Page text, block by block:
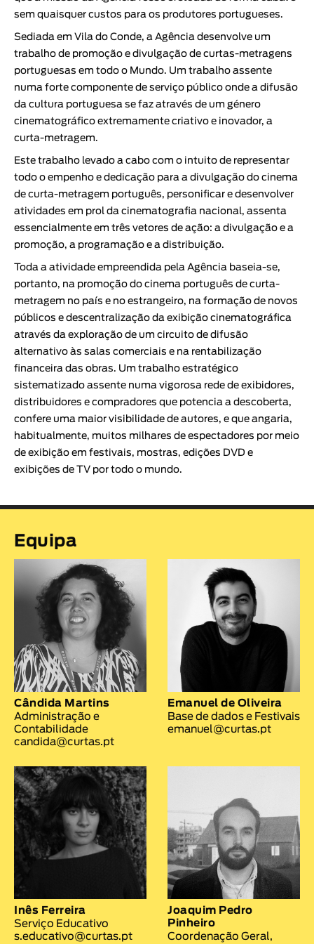
< / >
Experimental
Documentário
sem quaisquer custos para os produtores portugueses.
Sediada em Vila do Conde, a Agência desenvolve um
trabalho de promoção e divulgação de curtas-metragens
portuguesas em todo o Mundo. Um trabalho assente
numa forte componente de serviço público onde a difusão
da cultura portuguesa se faz através de um género
cinematográfico extremamente criativo e inovador, a
curta-metragem.
Este trabalho levado a cabo com o intuito de representar
todo o empenho e dedicação para a divulgação do cinema
de curta-metragem português, personificar e desenvolver
atividades em prol da cinematografia nacional, assenta
essencialmente em três vetores de ação: a divulgação e a
promoção, a programação e a distribuição.
Toda a atividade empreendida pela Agência baseia-se,
portanto, na promoção do cinema português de curta-
metragem no país e no estrangeiro, na formação de novos
públicos e descentralização da exibição cinematográfica
através da exploração de um circuito de difusão
alternativo às salas comerciais e na rentabilização
financeira das obras. Um trabalho estratégico
sistematizado assente numa vigorosa rede de exibidores,
distribuidores e compradores que potencia a descoberta,
confere uma maior visibilidade de autores, e que angaria,
habitualmente, muitos milhares de espectadores por meio
de exibição em festivais, mostras, edições DVD e
exibições de TV por todo o mundo.
Equipa
Cândida Martins
Administração e
Contabilidade
candida@curtas.pt
Emanuel de Oliveira
Base de dados e Festivais
emanuel@curtas.pt
Inês Ferreira
Serviço Educativo
s.educativo@curtas.pt
Joaquim Pedro
Pinheiro
Coordenação Geral,